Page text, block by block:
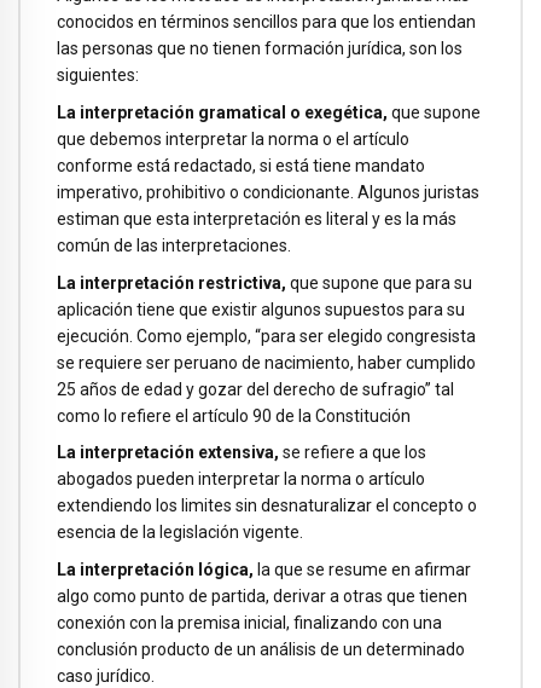
conocidos en términos sencillos para que los entiendan
las personas que no tienen formación jurídica, son los
siguientes:
La interpretación gramatical o exegética, que supone
que debemos interpretar la norma o el artículo
conforme está redactado, si está tiene mandato
imperativo, prohibitivo o condicionante. Algunos juristas
estiman que esta interpretación es literal y es la más
común de las interpretaciones.
La interpretación restrictiva, que supone que para su
aplicación tiene que existir algunos supuestos para su
ejecución. Como ejemplo, “para ser elegido congresista
se requiere ser peruano de nacimiento, haber cumplido
25 años de edad y gozar del derecho de sufragio” tal
como lo refiere el artículo 90 de la Constitución
La interpretación extensiva, se refiere a que los
abogados pueden interpretar la norma o artículo
extendiendo los limites sin desnaturalizar el concepto o
esencia de la legislación vigente.
La interpretación lógica, la que se resume en afirmar
algo como punto de partida, derivar a otras que tienen
conexión con la premisa inicial, finalizando con una
conclusión producto de un análisis de un determinado
caso jurídico.